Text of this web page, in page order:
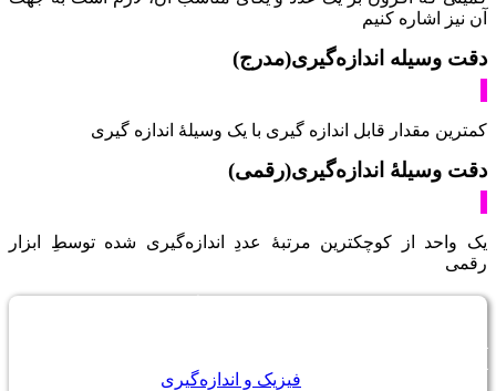
آن نیز اشاره کنیم
دقت وسیله اندازه‌گیری(مدرج)
کمترین مقدار قابل اندازه گیری با یک وسیلۀ اندازه گیری
دقت وسیلۀ اندازه‌گیری(رقمی)
یک واحد از کوچکترین مرتبۀ عددِ اندازه‌گیری شده توسطِ ابزار
رقمی
فیزیک و اندازه‌گیری